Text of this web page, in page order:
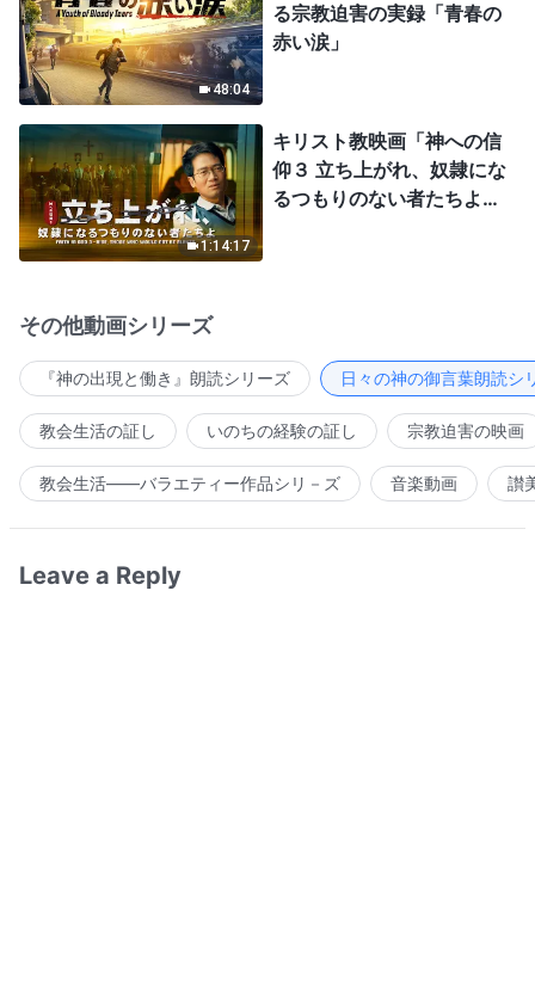
48:04
る宗教迫害の実録「青春の
赤い涙」
1:14:17
キリスト教映画「神への信
仰３ 立ち上がれ、奴隷にな
るつもりのない者たちよ」
その他動画シリーズ
『神の出現と働き』朗読シリーズ 日々の神の御言葉朗読シ
教会生活の証し いのちの経験の証し 宗教迫害の映画
教会生活――バラエティー作品シリ－ズ 音楽動画 讃
Leave a Reply